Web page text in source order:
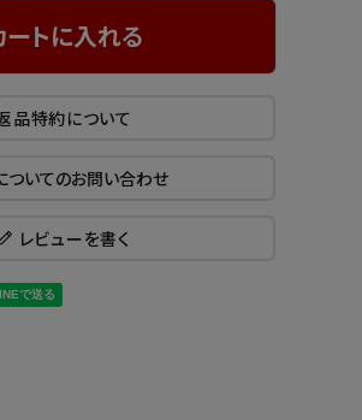
ートに入れる
品特約について
ついてのお問い合わせ
レビューを書く